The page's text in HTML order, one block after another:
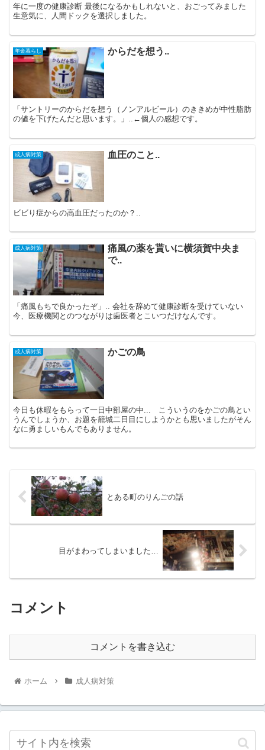
年に一度の健康診断 最後になるかもしれないと、おごってみました
生意気に、人間ドックを選択しました。
年金暮らし からだを想う..
「サントリーのからだを想う（ノンアルビール）のききめが中性脂肪
の値を下げたんだと思います。」..←個人の感想です。
成人病対策 血圧のこと..
ビビり症からの高血圧だったのか？..
成人病対策
痛風の薬を貰いに横須賀中央ま
で..
「痛風もちで良かったぞ」.. 会社を辞めて健康診断を受けていない
今、医療機関とのつながりは歯医者とこいつだけなんです。
成人病対策 かごの鳥
今日も休暇をもらって一日中部屋の中... こういうのをかごの鳥とい
うんでしょうか、お題を籠城二日目にしようかとも思いましたがそん
なに勇ましいもんでもありません。
とある町のりんごの話
目がまわってしまいました…
コメント
コメントを書き込む
ホーム 成人病対策